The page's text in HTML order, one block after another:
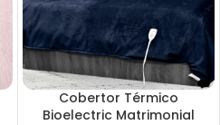
Cobertor Térmico
Bioelectric Matrimonial